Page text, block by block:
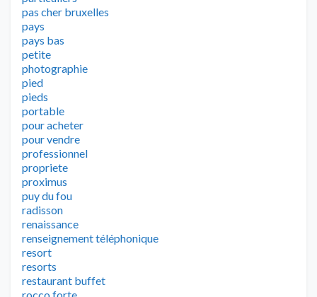
pas cher bruxelles
pays
pays bas
petite
photographie
pied
pieds
portable
pour acheter
pour vendre
professionnel
propriete
proximus
puy du fou
radisson
renaissance
renseignement téléphonique
resort
resorts
restaurant buffet